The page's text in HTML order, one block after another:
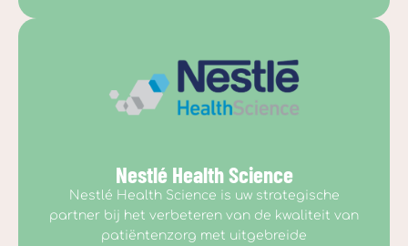
Nestlé Health Science
Nestlé Health Science is uw strategische
partner bij het verbeteren van de kwaliteit van
patiëntenzorg met uitgebreide